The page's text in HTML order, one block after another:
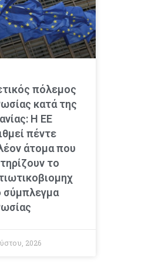
πόλεμος
κατά της
Η ΕΕ
πέντε
άτομα που
το
σύμπλεγμα
2026